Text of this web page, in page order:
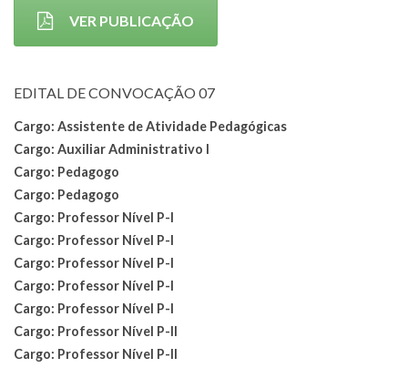
VER PUBLICAÇÃO
EDITAL DE CONVOCAÇÃO 07
Cargo: Assistente de Atividade Pedagógicas
Cargo: Auxiliar Administrativo I
Cargo: Pedagogo
Cargo: Pedagogo
Cargo: Professor Nível P-I
Cargo: Professor Nível P-I
Cargo: Professor Nível P-I
Cargo: Professor Nível P-I
Cargo: Professor Nível P-I
Cargo: Professor Nível P-II
Cargo: Professor Nível P-II